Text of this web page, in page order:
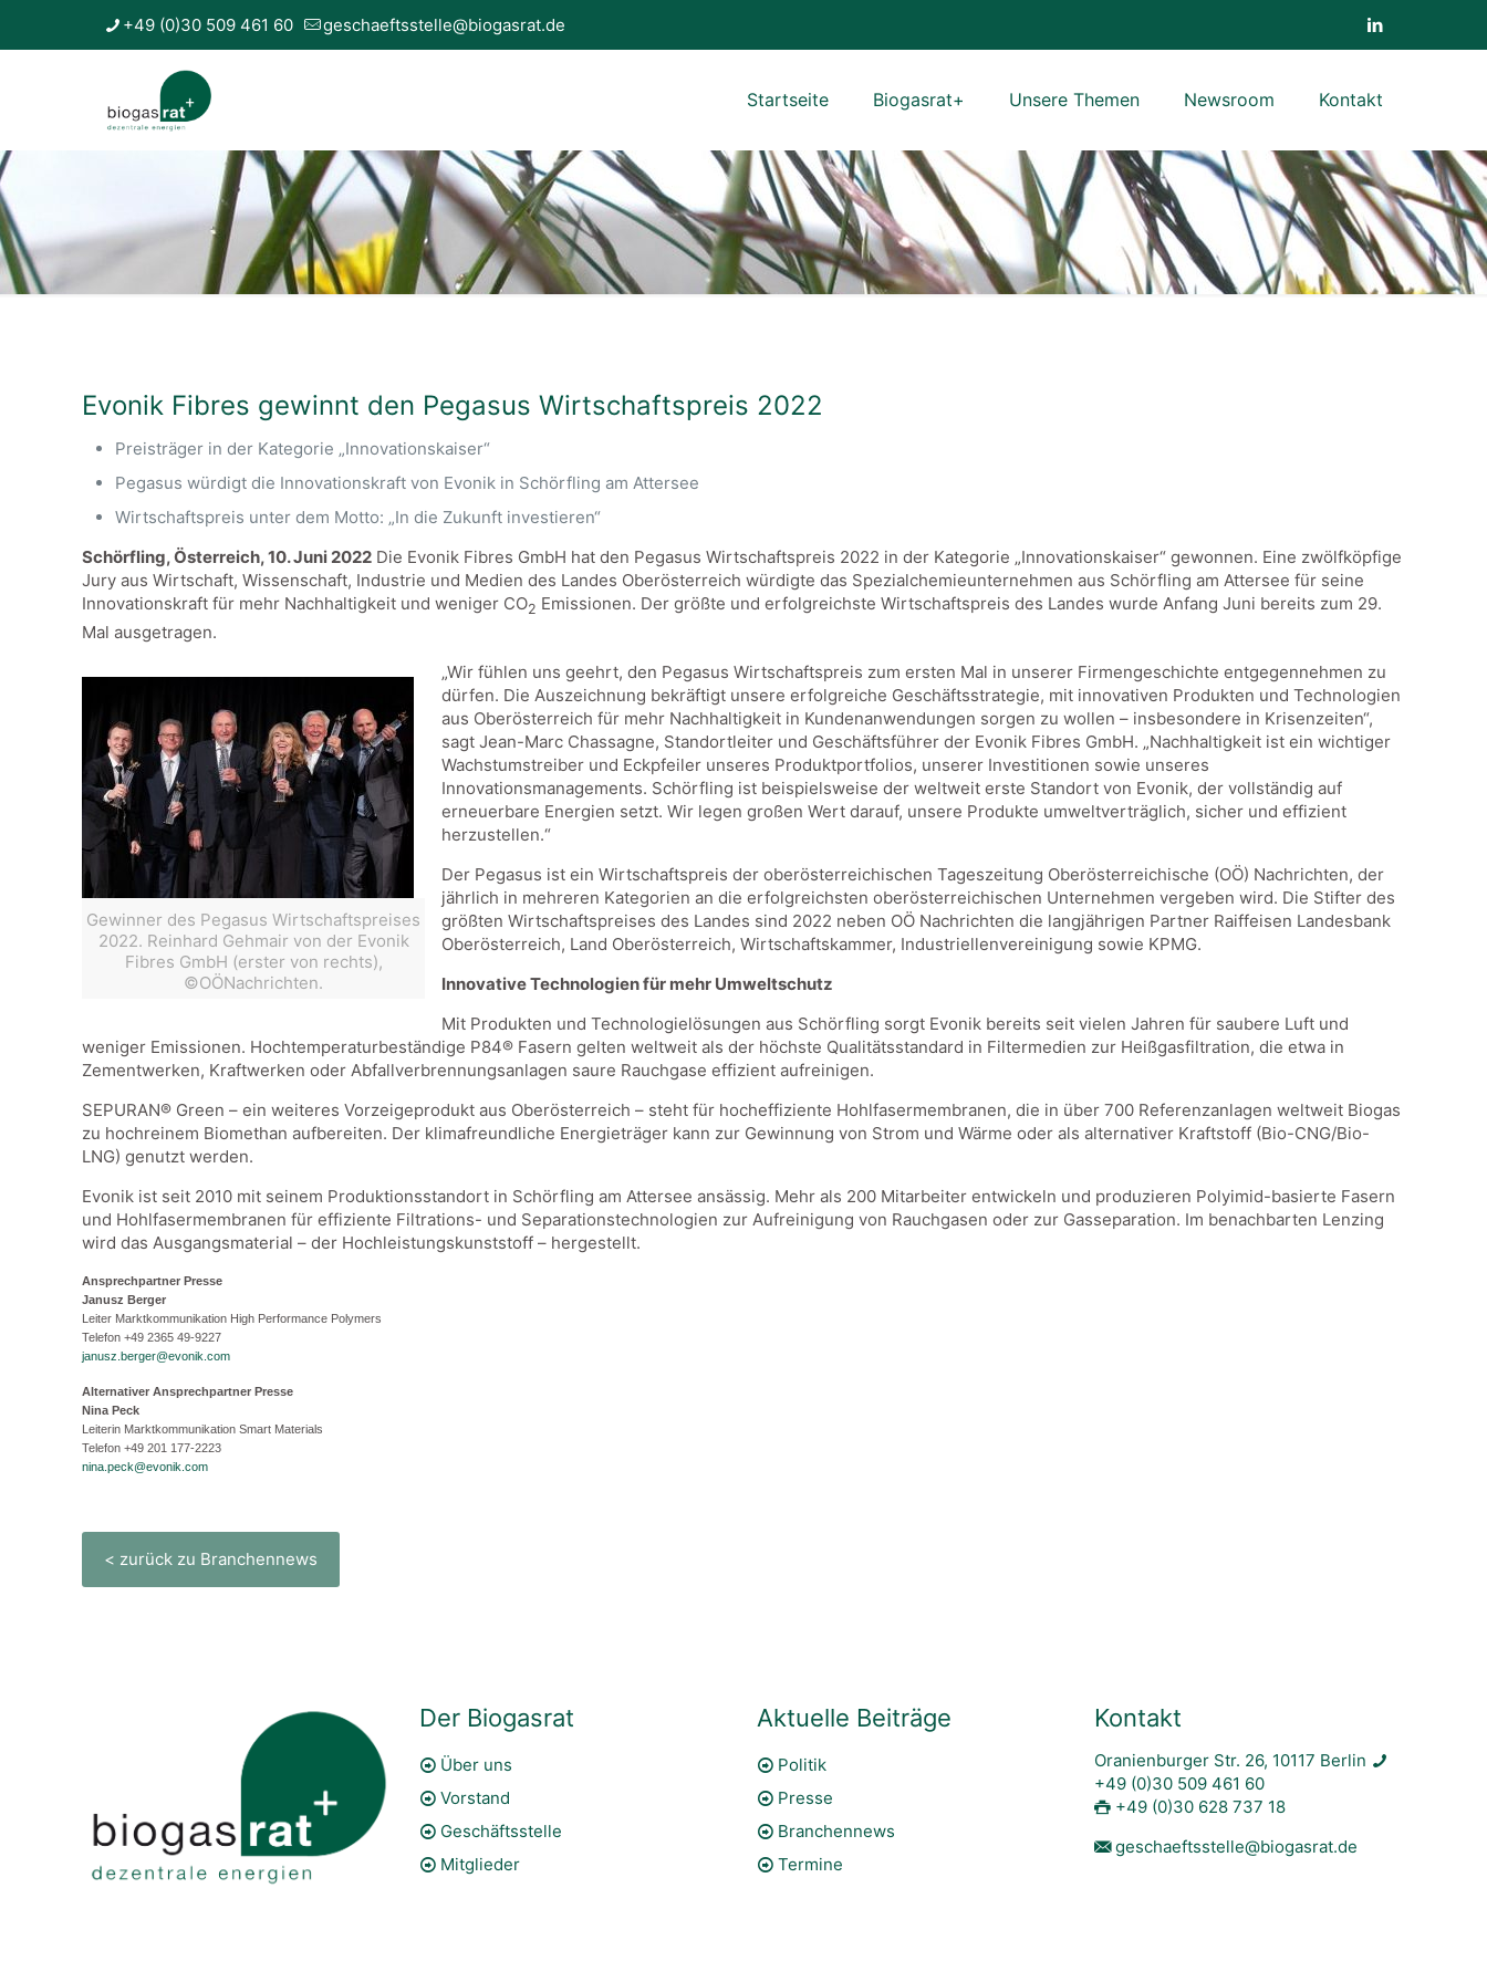
+49 (0)30 509 461 60 geschaeftsstelle@biogasrat.de
Startseite Biogasrat+ Unsere Themen Newsroom Kontakt
Evonik Fibres gewinnt den Pegasus Wirtschaftspreis 2022
Preisträger in der Kategorie „Innovationskaiser“
Pegasus würdigt die Innovationskraft von Evonik in Schörfling am Attersee
Wirtschaftspreis unter dem Motto: „In die Zukunft investieren“
Schörfling, Österreich, 10. Juni 2022 Die Evonik Fibres GmbH hat den Pegasus Wirtschaftspreis 2022 in der Kategorie „Innovationskaiser“ gewonnen. Eine zwölfköpfige
Jury aus Wirtschaft, Wissenschaft, Industrie und Medien des Landes Oberösterreich würdigte das Spezialchemieunternehmen aus Schörfling am Attersee für seine
Innovationskraft für mehr Nachhaltigkeit und weniger CO2 Emissionen. Der größte und erfolgreichste Wirtschaftspreis des Landes wurde Anfang Juni bereits zum 29.
Mal ausgetragen.
Gewinner des Pegasus Wirtschaftspreises
2022. Reinhard Gehmair von der Evonik
Fibres GmbH (erster von rechts),
©OÖNachrichten.
„Wir fühlen uns geehrt, den Pegasus Wirtschaftspreis zum ersten Mal in unserer Firmengeschichte entgegennehmen zu
dürfen. Die Auszeichnung bekräftigt unsere erfolgreiche Geschäftsstrategie, mit innovativen Produkten und Technologien
aus Oberösterreich für mehr Nachhaltigkeit in Kundenanwendungen sorgen zu wollen – insbesondere in Krisenzeiten“,
sagt Jean-Marc Chassagne, Standortleiter und Geschäftsführer der Evonik Fibres GmbH. „Nachhaltigkeit ist ein wichtiger
Wachstumstreiber und Eckpfeiler unseres Produktportfolios, unserer Investitionen sowie unseres
Innovationsmanagements. Schörfling ist beispielsweise der weltweit erste Standort von Evonik, der vollständig auf
erneuerbare Energien setzt. Wir legen großen Wert darauf, unsere Produkte umweltverträglich, sicher und effizient
herzustellen.“
Der Pegasus ist ein Wirtschaftspreis der oberösterreichischen Tageszeitung Oberösterreichische (OÖ) Nachrichten, der
jährlich in mehreren Kategorien an die erfolgreichsten oberösterreichischen Unternehmen vergeben wird. Die Stifter des
größten Wirtschaftspreises des Landes sind 2022 neben OÖ Nachrichten die langjährigen Partner Raiffeisen Landesbank
Oberösterreich, Land Oberösterreich, Wirtschaftskammer, Industriellenvereinigung sowie KPMG.
Innovative Technologien für mehr Umweltschutz
Mit Produkten und Technologielösungen aus Schörfling sorgt Evonik bereits seit vielen Jahren für saubere Luft und
weniger Emissionen. Hochtemperaturbeständige P84® Fasern gelten weltweit als der höchste Qualitätsstandard in Filtermedien zur Heißgasfiltration, die etwa in
Zementwerken, Kraftwerken oder Abfallverbrennungsanlagen saure Rauchgase effizient aufreinigen.
SEPURAN® Green – ein weiteres Vorzeigeprodukt aus Oberösterreich – steht für hocheffiziente Hohlfasermembranen, die in über 700 Referenzanlagen weltweit Biogas
zu hochreinem Biomethan aufbereiten. Der klimafreundliche Energieträger kann zur Gewinnung von Strom und Wärme oder als alternativer Kraftstoff (Bio-CNG/Bio-
LNG) genutzt werden.
Evonik ist seit 2010 mit seinem Produktionsstandort in Schörfling am Attersee ansässig. Mehr als 200 Mitarbeiter entwickeln und produzieren Polyimid-basierte Fasern
und Hohlfasermembranen für effiziente Filtrations- und Separationstechnologien zur Aufreinigung von Rauchgasen oder zur Gasseparation. Im benachbarten Lenzing
wird das Ausgangsmaterial – der Hochleistungskunststoff – hergestellt.
Ansprechpartner Presse
Janusz Berger
Leiter Marktkommunikation High Performance Polymers
Telefon +49 2365 49-9227
janusz.berger@evonik.com
Alternativer Ansprechpartner Presse
Nina Peck
Leiterin Marktkommunikation Smart Materials
Telefon +49 201 177-2223
nina.peck@evonik.com
< zurück zu Branchennews
Der Biogasrat
Über uns
Vorstand
Geschäftsstelle
Mitglieder
Aktuelle Beiträge
Politik
Presse
Branchennews
Termine
Kontakt
Oranienburger Str. 26, 10117 Berlin
+49 (0)30 509 461 60
+49 (0)30 628 737 18
geschaeftsstelle@biogasrat.de